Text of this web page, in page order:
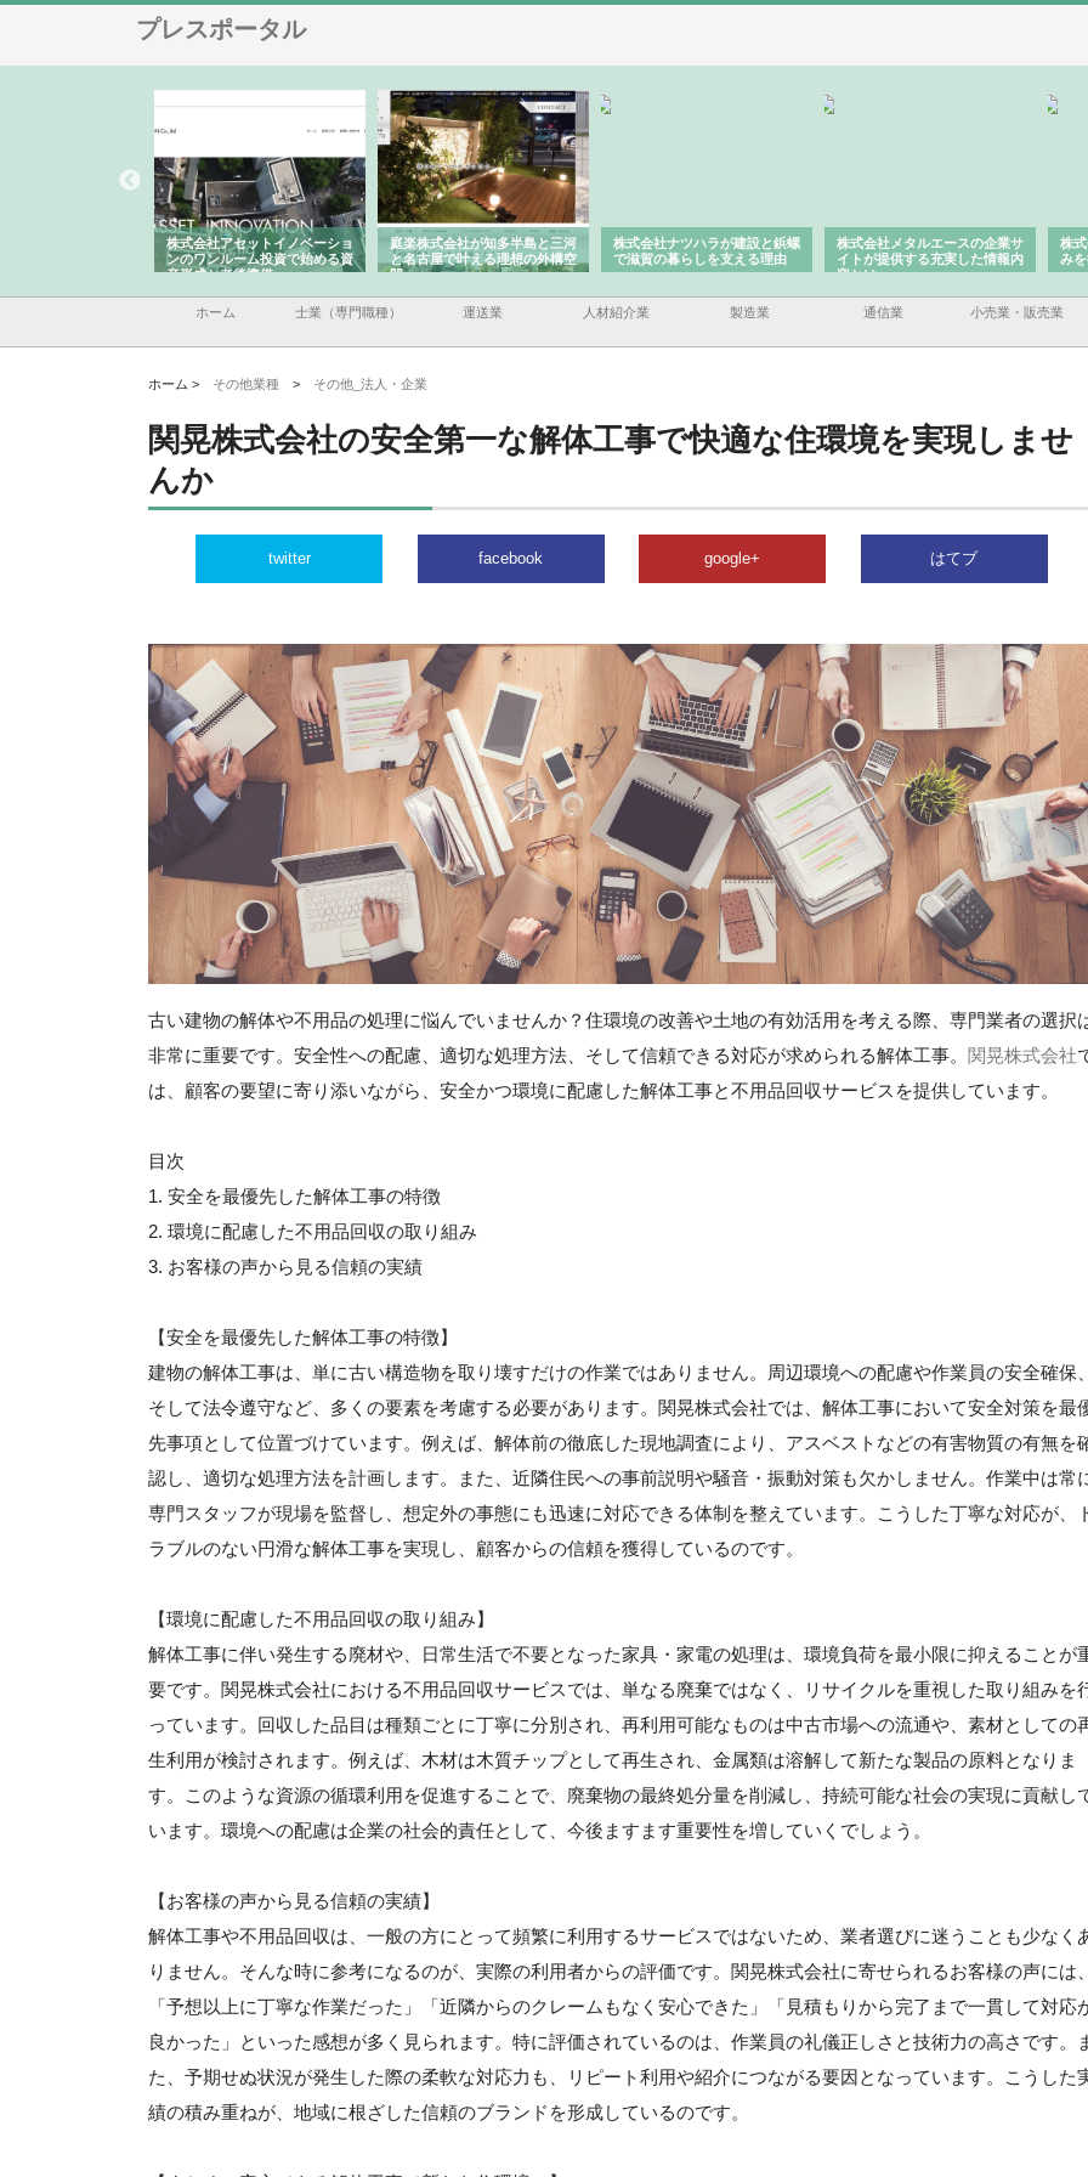
プレスポータル
株式会社アセットイノベーショ
ンのワンルーム投資で始める資
産形成と老後準備
庭楽株式会社が知多半島と三河
と名古屋で叶える理想の外構空
間
株式会社ナツハラが建設と鋲螺
で滋賀の暮らしを支える理由
株式会社メタルエースの企業サ
イトが提供する充実した情報内
容とは
株
み
ホーム 士業（専門職種） 運送業 人材紹介業 製造業 通信業 小売業・販売業
ホーム > その他業種 > その他_法人・企業
関晃株式会社の安全第一な解体工事で快適な住環境を実現しませ
んか
twitter facebook google+ はてブ
古い建物の解体や不用品の処理に悩んでいませんか？住環境の改善や土地の有効活用を考える際、専門業者の選択
非常に重要です。安全性への配慮、適切な処理方法、そして信頼できる対応が求められる解体工事。 関晃株式会社
は、顧客の要望に寄り添いながら、安全かつ環境に配慮した解体工事と不用品回収サービスを提供しています。
目次
1. 安全を最優先した解体工事の特徴
2. 環境に配慮した不用品回収の取り組み
3. お客様の声から見る信頼の実績
【安全を最優先した解体工事の特徴】
建物の解体工事は、単に古い構造物を取り壊すだけの作業ではありません。周辺環境への配慮や作業員の安全確保、
そして法令遵守など、多くの要素を考慮する必要があります。関晃株式会社では、解体工事において安全対策を最
先事項として位置づけています。例えば、解体前の徹底した現地調査により、アスベストなどの有害物質の有無を
認し、適切な処理方法を計画します。また、近隣住民への事前説明や騒音・振動対策も欠かしません。作業中は常
専門スタッフが現場を監督し、想定外の事態にも迅速に対応できる体制を整えています。こうした丁寧な対応が、
ラブルのない円滑な解体工事を実現し、顧客からの信頼を獲得しているのです。
【環境に配慮した不用品回収の取り組み】
解体工事に伴い発生する廃材や、日常生活で不要となった家具・家電の処理は、環境負荷を最小限に抑えることが
要です。関晃株式会社における不用品回収サービスでは、単なる廃棄ではなく、リサイクルを重視した取り組みを
っています。回収した品目は種類ごとに丁寧に分別され、再利用可能なものは中古市場への流通や、素材としての
生利用が検討されます。例えば、木材は木質チップとして再生され、金属類は溶解して新たな製品の原料となりま
す。このような資源の循環利用を促進することで、廃棄物の最終処分量を削減し、持続可能な社会の実現に貢献し
います。環境への配慮は企業の社会的責任として、今後ますます重要性を増していくでしょう。
【お客様の声から見る信頼の実績】
解体工事や不用品回収は、一般の方にとって頻繁に利用するサービスではないため、業者選びに迷うことも少なく
りません。そんな時に参考になるのが、実際の利用者からの評価です。関晃株式会社に寄せられるお客様の声には、
「予想以上に丁寧な作業だった」「近隣からのクレームもなく安心できた」「見積もりから完了まで一貫して対応
良かった」といった感想が多く見られます。特に評価されているのは、作業員の礼儀正しさと技術力の高さです。
た、予期せぬ状況が発生した際の柔軟な対応力も、リピート利用や紹介につながる要因となっています。こうした
績の積み重ねが、地域に根ざした信頼のブランドを形成しているのです。